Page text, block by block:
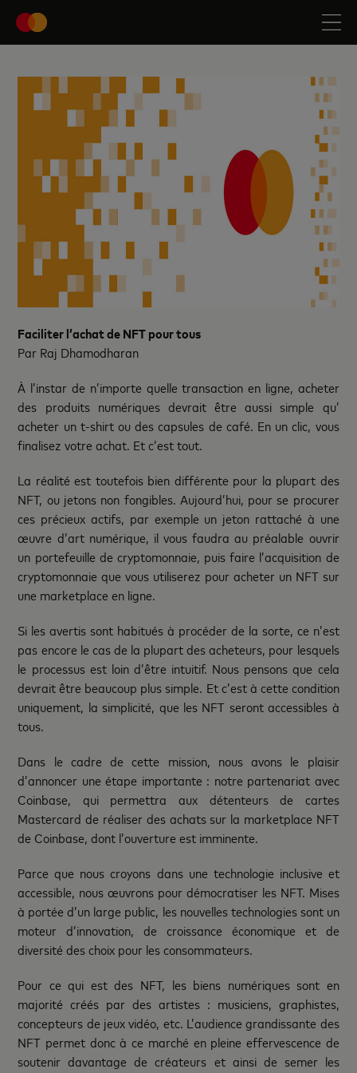
Faciliter l’achat de NFT pour tous
Par Raj Dhamodharan
À l’instar de n’importe quelle transaction en ligne, acheter
des produits numériques devrait être aussi simple qu’
acheter un t-shirt ou des capsules de café. En un clic, vous
finalisez votre achat. Et c’est tout.
La réalité est toutefois bien différente pour la plupart des
NFT, ou jetons non fongibles. Aujourd’hui, pour se procurer
ces précieux actifs, par exemple un jeton rattaché à une
œuvre d’art numérique, il vous faudra au préalable ouvrir
un portefeuille de cryptomonnaie, puis faire l’acquisition de
cryptomonnaie que vous utiliserez pour acheter un NFT sur
une marketplace en ligne.
Si les avertis sont habitués à procéder de la sorte, ce n’est
pas encore le cas de la plupart des acheteurs, pour lesquels
le processus est loin d’être intuitif. Nous pensons que cela
devrait être beaucoup plus simple. Et c’est à cette condition
uniquement, la simplicité, que les NFT seront accessibles à
tous.
Dans le cadre de cette mission, nous avons le plaisir
d’annoncer une étape importante : notre partenariat avec
Coinbase, qui permettra aux détenteurs de cartes
Mastercard de réaliser des achats sur la marketplace NFT
de Coinbase, dont l’ouverture est imminente.
Parce que nous croyons dans une technologie inclusive et
accessible, nous œuvrons pour démocratiser les NFT. Mises
à portée d’un large public, les nouvelles technologies sont un
moteur d’innovation, de croissance économique et de
diversité des choix pour les consommateurs.
Pour ce qui est des NFT, les biens numériques sont en
majorité créés par des artistes : musiciens, graphistes,
concepteurs de jeux vidéo, etc. L’audience grandissante des
NFT permet donc à ce marché en pleine effervescence de
soutenir davantage de créateurs et ainsi de semer les